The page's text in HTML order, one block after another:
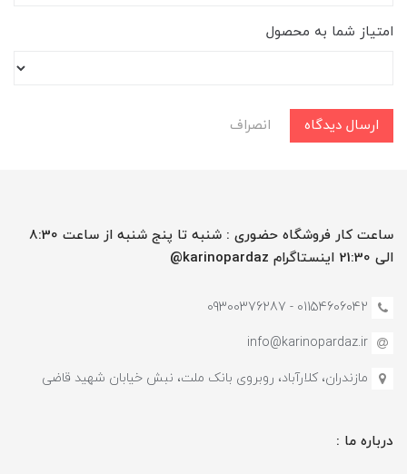
امتیاز شما به محصول
ارسال دیدگاه انصراف
ساعت کار فروشگاه حضوری : شنبه تا پنج شنبه از ساعت 8:30
الی 21:30 اینستاگرام karinopardaz@
01154606042 - 09300376287
info@karinopardaz.ir
مازندران، کلارآباد، روبروی بانک ملت، نبش خیابان شهید قاضی
درباره ما :